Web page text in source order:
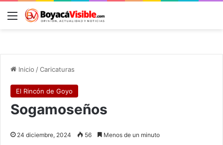
Menú
Inicio /Caricaturas
El Rincón de Goyo
Sogamoseños
24 diciembre, 2024 56 Menos de un minuto